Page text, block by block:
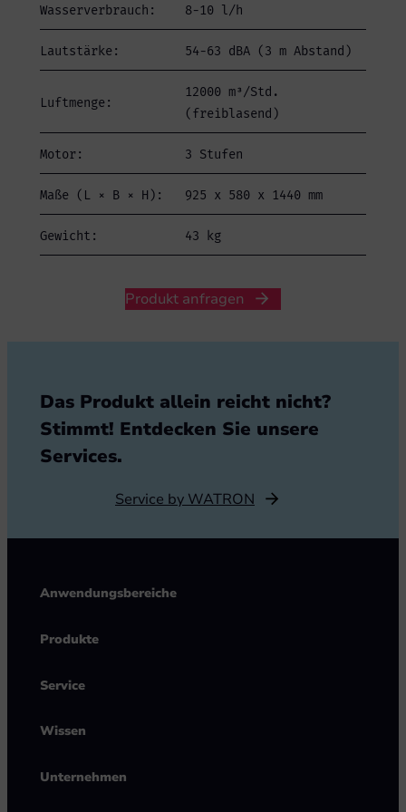
Wasserverbrauch: 8-10 l/h
Lautstärke: 54-63 dBA (3 m Abstand)
Luftmenge:
12000 m³/Std.
(freiblasend)
Motor: 3 Stufen
Maße (L × B × H): 925 x 580 x 1440 mm
Gewicht: 43 kg
Produkt anfragen
Das Produkt allein reicht nicht?
Stimmt! Entdecken Sie unsere
Services.
Service by WATRON
Anwendungsbereiche
Produkte
Service
Wissen
Unternehmen